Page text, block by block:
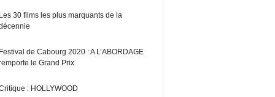
30 films les plus marquants de la
de Cabourg 2020 : A L’ABORDAGE
le Grand Prix
: HOLLYWOOD